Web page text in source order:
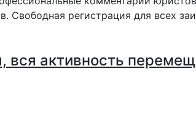
регистрация для всех
активность